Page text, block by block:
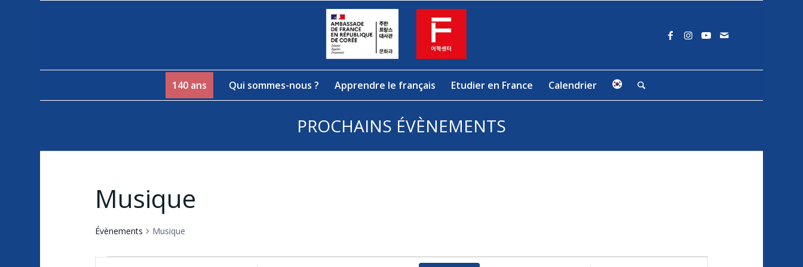
140 ans Qui sommes-nous ? Apprendre le français Etudier en France Calendrier
PROCHAINS ÉVÈNEMENTS
Musique
Évènements Musique